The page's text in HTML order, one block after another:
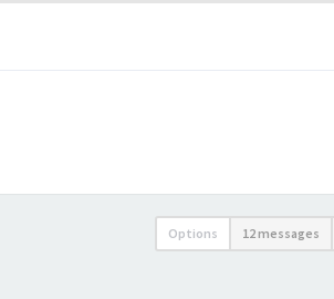
Options 12 messages